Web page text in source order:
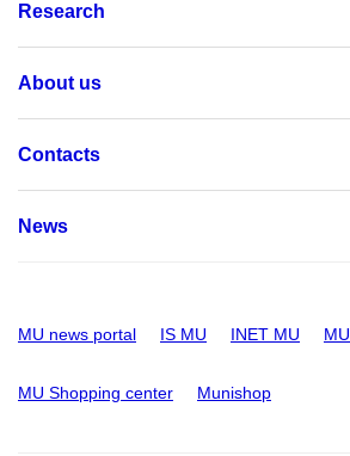
Research
About us
Contacts
News
MU news portal IS MU INET MU
MU Shopping center Munishop